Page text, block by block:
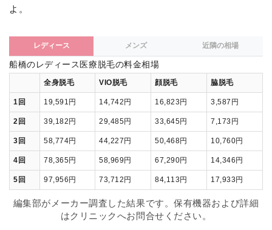
よ。
レディース メンズ 近隣の相場
船橋のレディース医療脱毛の料金相場
全身脱毛 VIO脱毛 顔脱毛 脇脱毛
1回 19,591円 14,742円 16,823円 3,587円
2回 39,182円 29,485円 33,645円 7,173円
3回 58,774円 44,227円 50,468円 10,760円
4回 78,365円 58,969円 67,290円 14,346円
5回 97,956円 73,712円 84,113円 17,933円
編集部がメーカー調査した結果です。保有機器および詳細
はクリニックへお問合せください。